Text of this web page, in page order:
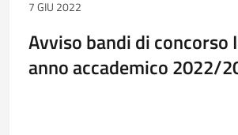
7 GIU 2022
Avviso bandi di concorso
anno accademico 2022/